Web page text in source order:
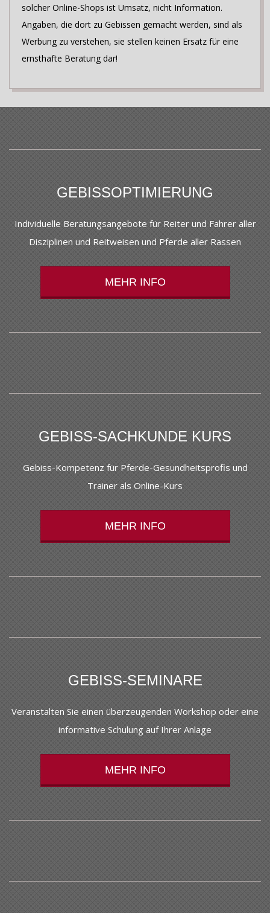
solcher Online-Shops ist Umsatz, nicht Information.
Angaben, die dort zu Gebissen gemacht werden, sind als
Werbung zu verstehen, sie stellen keinen Ersatz für eine
ernsthafte Beratung dar!
GEBISSOPTIMIERUNG
Individuelle Beratungsangebote für Reiter und Fahrer aller
Disziplinen und Reitweisen und Pferde aller Rassen
MEHR INFO
GEBISS-SACHKUNDE KURS
Gebiss-Kompetenz für Pferde-Gesundheitsprofis und
Trainer als Online-Kurs
MEHR INFO
GEBISS-SEMINARE
Veranstalten Sie einen überzeugenden Workshop oder eine
informative Schulung auf Ihrer Anlage
MEHR INFO